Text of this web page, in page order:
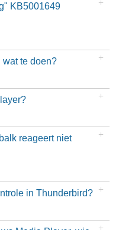
KB5001649
wat te doen?
reageert niet
in Thunderbird?